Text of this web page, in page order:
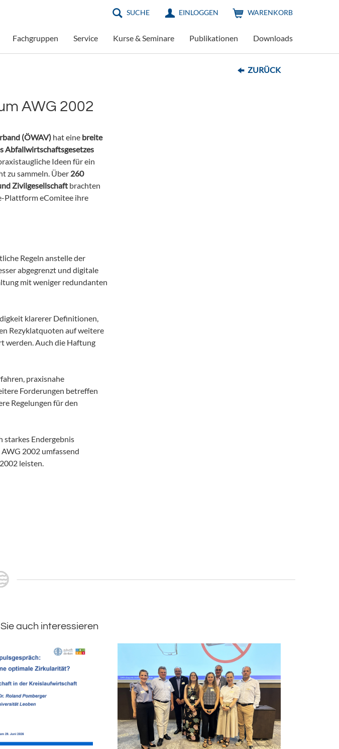
SUCHE EINLOGGEN WARENKORB
Fachgruppen Service Kurse & Seminare Publikationen Downloads
ZURÜCK
AWG 2002
(ÖWAV) hat eine breite
Abfallwirtschaftsgesetzes
Ideen für ein
zu sammeln. Über 260
Zivilgesellschaftbrachten
Plattform eComitee ihre
Regeln anstelle der
abgegrenzt und digitale
mit weniger redundanten
klarerer Definitionen,
Rezyklatquoten auf weitere
werden. Auch die Haftung
praxisnahe
Forderungen betreffen
Regelungen für den
starkes Endergebnis
2002 umfassend
leisten.
auch interessieren